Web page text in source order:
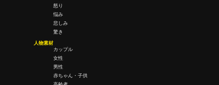
怒り
悩み
悲しみ
驚き
人物素材
カップル
女性
男性
赤ちゃん・子供